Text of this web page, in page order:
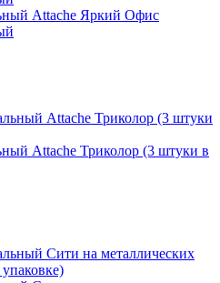
Attache Яркий Офис
Attache Триколор (3 штуки в